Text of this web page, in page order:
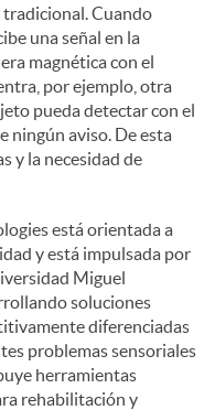
Cuando
una señal en la
magnética con el
por ejemplo, otra
pueda detectar con el
ningún aviso. De esta
y la necesidad de
está orientada a
y está impulsada por
Miguel
soluciones
diferenciadas
problemas sensoriales
herramientas
rehabilitación y